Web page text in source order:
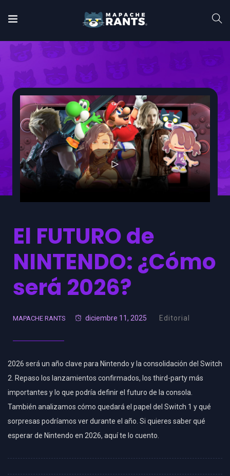
El FUTURO de
NINTENDO: ¿Cómo
será 2026?
MAPACHE RANTS diciembre 11, 2025 Editorial
2026 será un año clave para Nintendo y la consolidación del Switch
2. Repaso los lanzamientos confirmados, los third-party más
importantes y lo que podría definir el futuro de la consola.
También analizamos cómo quedará el papel del Switch 1 y qué
sorpresas podríamos ver durante el año. Si quieres saber qué
esperar de Nintendo en 2026, aquí te lo cuento.